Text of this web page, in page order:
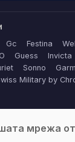
Gc Festina
Guess Invicta
Sonno
Military by
мрежа